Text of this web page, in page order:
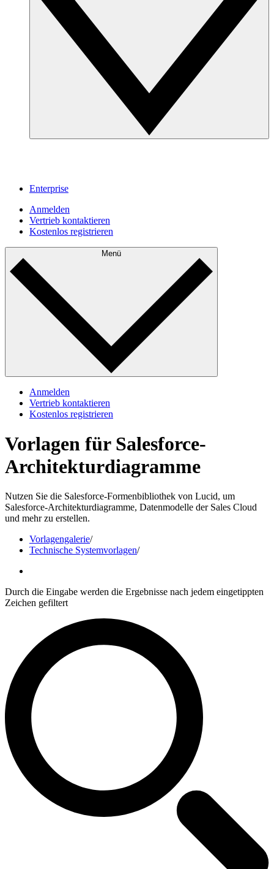
Enterprise
Anmelden
Vertrieb kontaktieren
Kostenlos registrieren
Menü
Anmelden
Vertrieb kontaktieren
Kostenlos registrieren
Vorlagen für Salesforce-
Architekturdiagramme
Nutzen Sie die Salesforce-Formenbibliothek von Lucid, um
Salesforce-Architekturdiagramme, Datenmodelle der Sales Cloud
und mehr zu erstellen.
Vorlagengalerie/
Technische Systemvorlagen/
Durch die Eingabe werden die Ergebnisse nach jedem eingetippten
Zeichen gefiltert